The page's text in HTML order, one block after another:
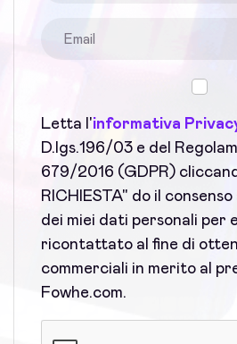
Letta l'informativa
D.lgs.196/03 e del
679/2016 (GDPR)
RICHIESTA" do il
dei miei dati personali per
ricontattato al fine di
commerciali in merito al
Fowhe.com.